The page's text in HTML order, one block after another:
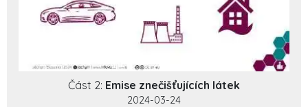
Část 2: Emise znečišťujících látek
2024-03-24